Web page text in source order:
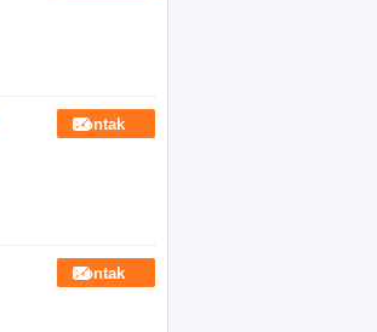
Kontak
Kontak